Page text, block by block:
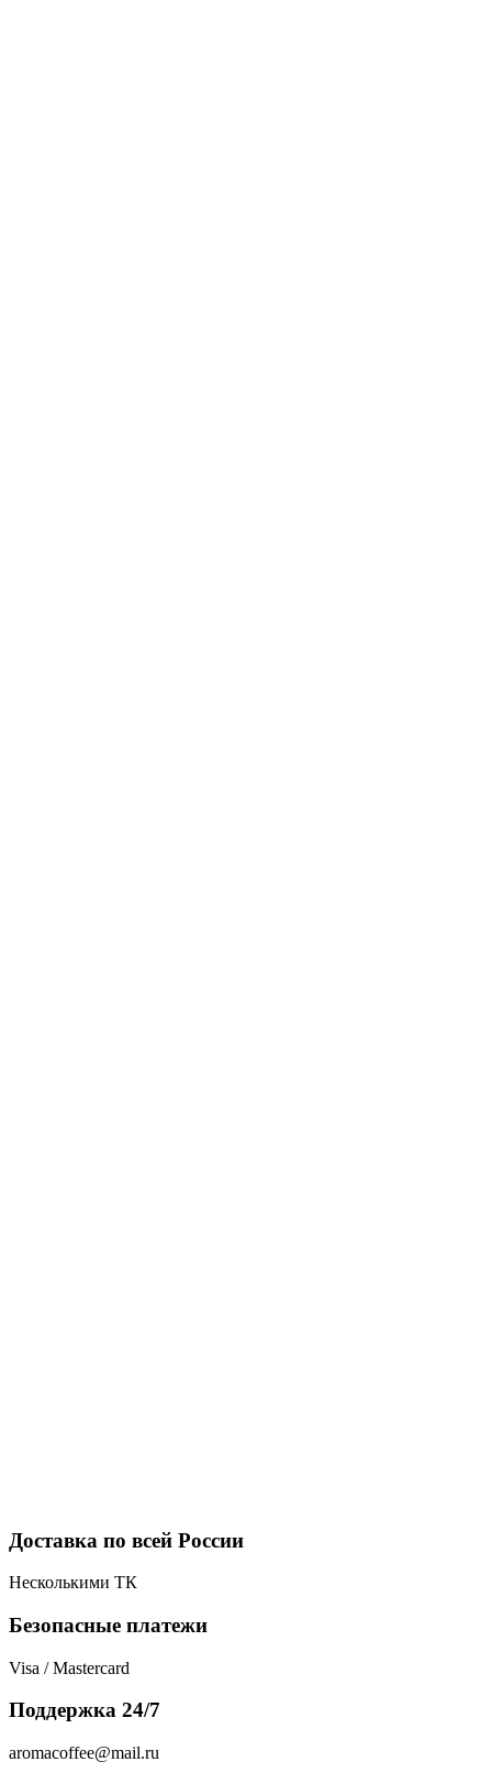
Доставка по всей России
Несколькими ТК
Безопасные платежи
Visa / Mastercard
Поддержка 24/7
aromacoffee@mail.ru